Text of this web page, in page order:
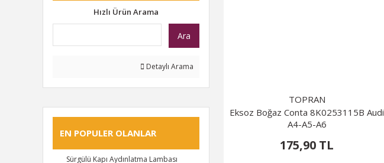
CONTİTECH (2)
FAE (2)
ALMAN (1)
BETTO (1)
BREMİ (1)
Hızlı Ürün Arama
Ara
Detaylı Arama
EN POPULER OLANLAR
Sürgülü Kapı Aydınlatma Lambası
TOPRAN
Eksoz Boğaz Conta 8K0253115B Audi
A4-A5-A6
175,90 TL